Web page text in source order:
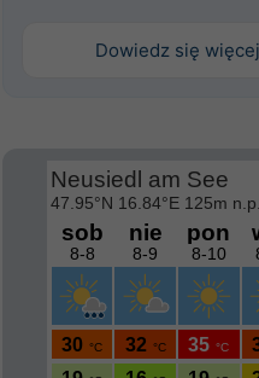
Dowiedz się więcej